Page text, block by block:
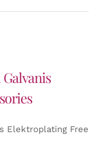
Elektroplating Free